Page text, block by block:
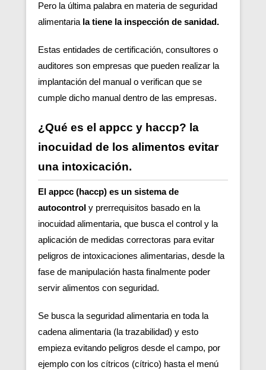
Pero la última palabra en materia de seguridad
alimentaria la tiene la inspección de sanidad.
Estas entidades de certificación, consultores o
auditores son empresas que pueden realizar la
implantación del manual o verifican que se
cumple dicho manual dentro de las empresas.
¿Qué es el appcc y haccp? la
inocuidad de los alimentos evitar
una intoxicación.
El appcc (haccp) es un sistema de
autocontrol y prerrequisitos basado en la
inocuidad alimentaria, que busca el control y la
aplicación de medidas correctoras para evitar
peligros de intoxicaciones alimentarias, desde la
fase de manipulación hasta finalmente poder
servir alimentos con seguridad.
Se busca la seguridad alimentaria en toda la
cadena alimentaria (la trazabilidad) y esto
empieza evitando peligros desde el campo, por
ejemplo con los cítricos (cítrico) hasta el menú